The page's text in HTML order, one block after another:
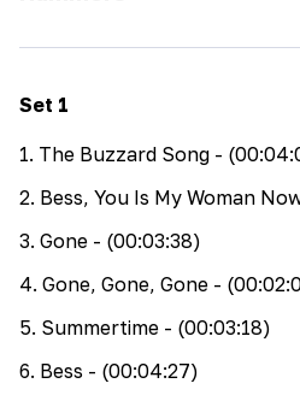
Set 1
1. The Buzzard Song -
2. Bess, You Is My Woman
3. Gone - (00:03:38)
4. Gone, Gone, Gone -
5. Summertime - (00:03:18)
6. Bess - (00:04:27)